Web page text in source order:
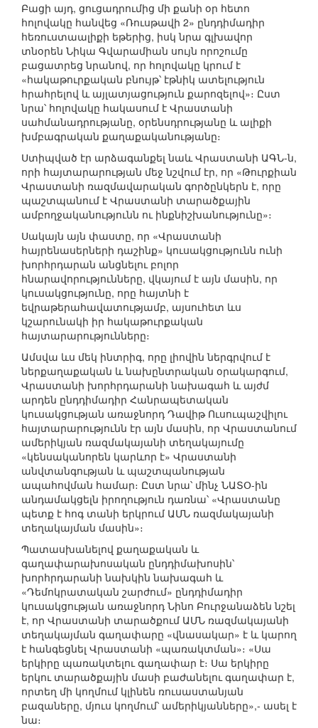
Բացի այդ, ցուցադրումից մի քանի օր հետո
հոլովակը հանվեց «Ռուսթավի 2» ընդդիմադիր
հեռուստաալիքի եթերից, իսկ նրա գլխավոր
տնօրեն Նիկա Գվարամիան սույն որոշումը
բացատրեց նրանով, որ հոլովակը կրում է
«հակաթուրքական բնույթ՝ էթնիկ ատելություն
հրահրելով և այլատյացություն քարոզելով»։ Ըստ
նրա՝ հոլովակը հակասում է Վրաստանի
սահմանադրությանը, օրենսդրությանը և ալիքի
խմբագրական քաղաքականությանը։
Ստիպված էր արձագանքել նաև Վրաստանի ԱԳՆ-ն,
որի հայտարարության մեջ նշվում էր, որ «Թուրքիան
Վրաստանի ռազմավարական գործընկերն է, որը
պաշտպանում է Վրաստանի տարածքային
ամբողջականությունն ու ինքնիշխանությունը»։
Սակայն այն փաստը, որ «Վրաստանի
հայրենասերների դաշինք» կուսակցությունն ունի
խորհրդարան անցնելու բոլոր
հնարավորությունները, վկայում է այն մասին, որ
կուսակցությունը, որը հայտնի է
եվրաթերահավատությամբ, այսուհետ ևս
կշարունակի իր հակաթուրքական
հայտարարությունները։
Ամսվա ևս մեկ ինտրիգ, որը լիովին ներգրվում է
ներքաղաքական և նախընտրական օրակարգում,
Վրաստանի խորհրդարանի նախագահ և այժմ
արդեն ընդդիմադիր Հանրապետական
կուսակցության առաջնորդ Դավիթ Ուսուպաշվիլու
հայտարարությունն էր այն մասին, որ Վրաստանում
ամերիկյան ռազմակայանի տեղակայումը
«կենսականորեն կարևոր է» Վրաստանի
անվտանգության և պաշտպանության
ապահովման համար։ Ըստ նրա՝ մինչ ՆԱՏՕ-ին
անդամակցելն իրողություն դառնա՝ «Վրաստանը
պետք է հոգ տանի երկրում ԱՄՆ ռազմակայանի
տեղակայման մասին»։
Պատասխանելով քաղաքական և
գաղափարախոսական ընդդիմախոսին՝
խորհրդարանի նախկին նախագահ և
«Դեմոկրատական շարժում» ընդդիմադիր
կուսակցության առաջնորդ Նինո Բուրջանաձեն նշել
է, որ Վրաստանի տարածքում ԱՄՆ ռազմակայանի
տեղակայման գաղափարը «վնասակար» է և կարող
է հանգեցնել Վրաստանի «պառակտման»։ «Սա
երկիրը պառակտելու գաղափար է։ Սա երկիրը
երկու տարածքային մասի բաժանելու գաղափար է,
որտեղ մի կողմում կլինեն ռուսաստանյան
բազաները, մյուս կողմում՝ ամերիկյանները»,- ասել է
նա։